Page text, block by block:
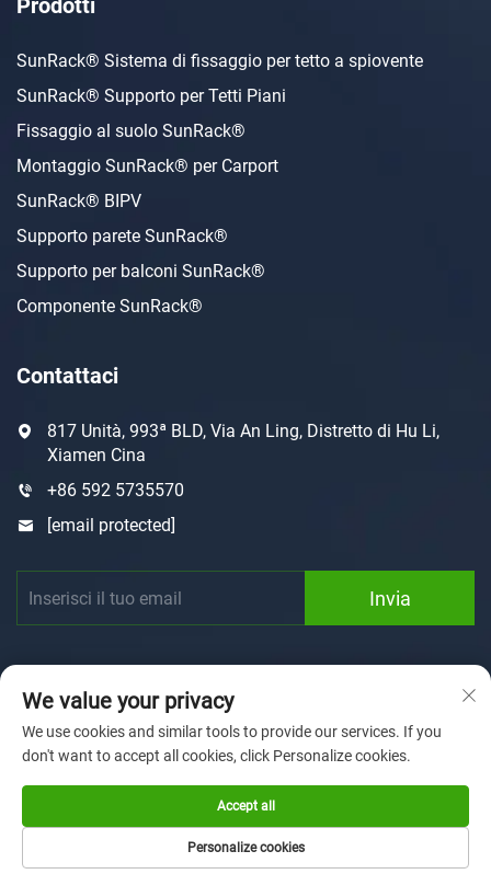
Prodotti
SunRack® Sistema di fissaggio per tetto a spiovente
SunRack® Supporto per Tetti Piani
Fissaggio al suolo SunRack®
Montaggio SunRack® per Carport
SunRack® BIPV
Supporto parete SunRack®
Supporto per balconi SunRack®
Componente SunRack®
Contattaci
817 Unità, 993ª BLD, Via An Ling, Distretto di Hu Li,
Xiamen Cina
+86 592 5735570
[email protected]
Invia
Informativa sulla privacy
Homepage Personalizzazione Chi siamo
Notizie
Capacità produttiva
We value your privacy
We use cookies and similar tools to provide our services. If you
don't want to accept all cookies, click Personalize cookies.
Personalize cookies
Accept all